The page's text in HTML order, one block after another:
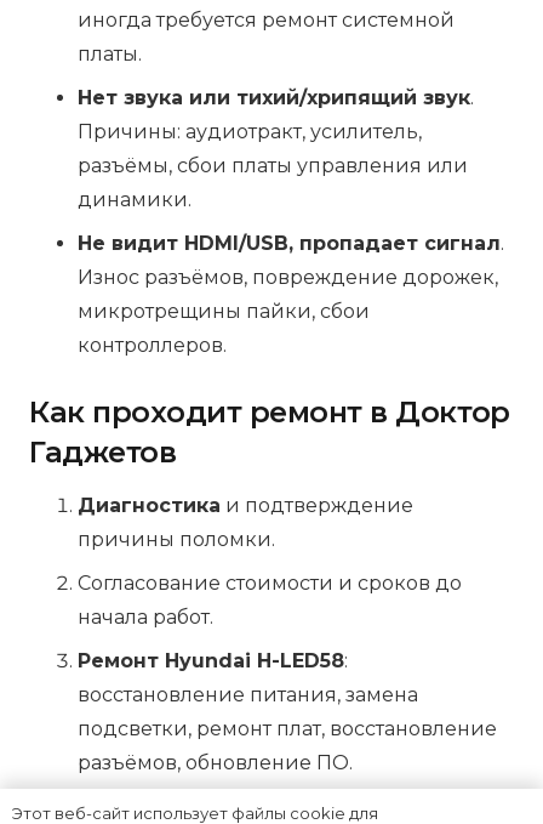
иногда требуется ремонт системной
платы.
Нет звука или тихий/хрипящий звук.
Причины: аудиотракт, усилитель,
разъёмы, сбои платы управления или
динамики.
Не видит HDMI/USB, пропадает сигнал.
Износ разъёмов, повреждение дорожек,
микротрещины пайки, сбои
контроллеров.
Как проходит ремонт в Доктор
Гаджетов
Диагностика и подтверждение
причины поломки.
Согласование стоимости и сроков до
начала работ.
Ремонт Hyundai H-LED58:
восстановление питания, замена
подсветки, ремонт плат, восстановление
разъёмов, обновление ПО.
Финальное тестирование: прогон по
Этот веб-сайт использует файлы cookie для